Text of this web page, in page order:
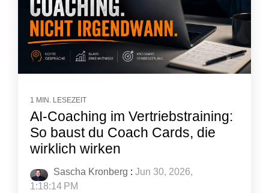
1 MIN. LESEZEIT
AI-Coaching im Vertriebstraining:
So baust du Coach Cards, die
wirklich wirken
Sascha Kronberg : Jun 30, 2026,
1:18:14 PM